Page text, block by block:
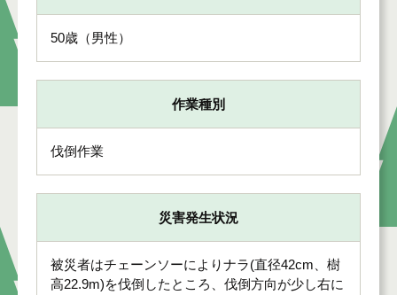
50歳（男性）
作業種別
伐倒作業
災害発生状況
被災者はチェーンソーによりナラ(直径42cm、樹
高22.9m)を伐倒したところ、伐倒方向が少し右に